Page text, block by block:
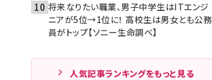
将来なりたい職業、男子中学生はITエンジ
ニアが5位→1位に！ 高校生は男女とも公務
員がトップ【ソニー生命調べ】
人気記事ランキングをもっと見る